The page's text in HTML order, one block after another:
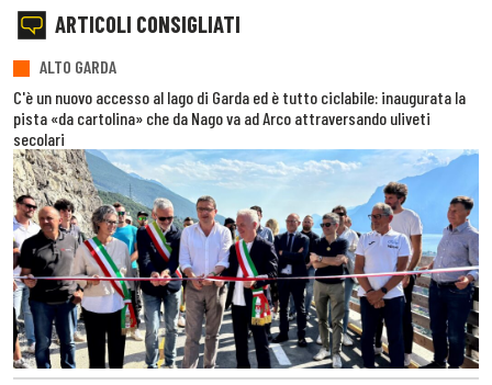
ARTICOLI CONSIGLIATI
ALTO GARDA
C'è un nuovo accesso al lago di Garda ed è tutto ciclabile: inaugurata la
pista «da cartolina» che da Nago va ad Arco attraversando uliveti
secolari